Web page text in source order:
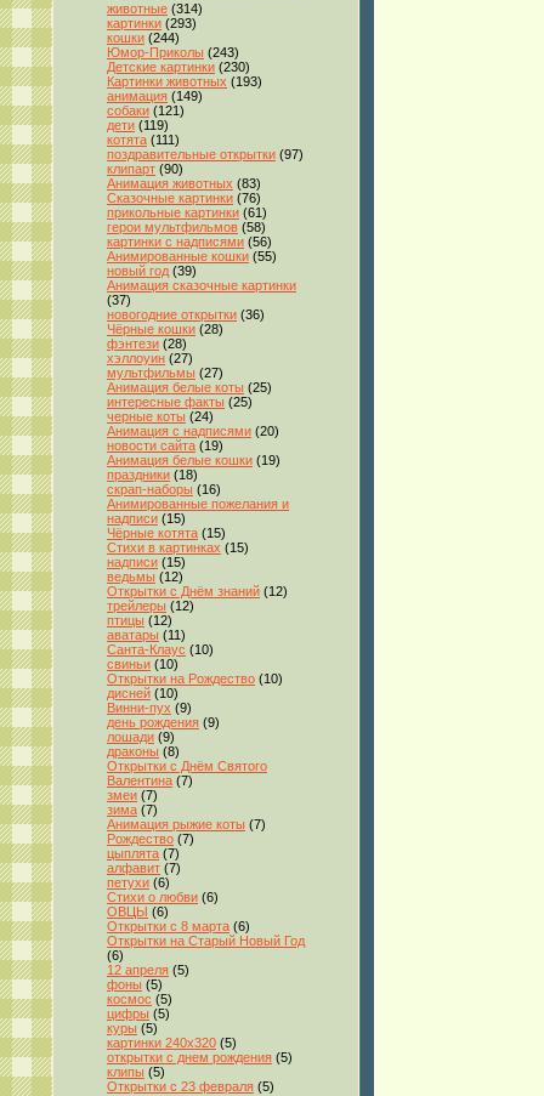
животные (314)
картинки (293)
кошки (244)
Юмор-Приколы (243)
Детские картинки (230)
Картинки животных (193)
анимация (149)
собаки (121)
дети (119)
котята (111)
поздравительные открытки (97)
клипарт (90)
Анимация животных (83)
Сказочные картинки (76)
прикольные картинки (61)
герои мультфильмов (58)
картинки с надписями (56)
Анимированные кошки (55)
новый год (39)
Анимация сказочные картинки
(37)
новогодние открытки (36)
Чёрные кошки (28)
фэнтези (28)
хэллоуин (27)
мультфильмы (27)
Анимация белые коты (25)
интересные факты (25)
черные коты (24)
Анимация с надписями (20)
новости сайта (19)
Анимация белые кошки (19)
праздники (18)
скрап-наборы (16)
Анимированные пожелания и
надписи (15)
Чёрные котята (15)
Стихи в картинках (15)
надписи (15)
ведьмы (12)
Открытки с Днём знаний (12)
трейлеры (12)
птицы (12)
аватары (11)
Санта-Клаус (10)
свиньи (10)
Открытки на Рождество (10)
дисней (10)
Винни-пух (9)
день рождения (9)
лошади (9)
драконы (8)
Открытки с Днём Святого
Валентина (7)
змеи (7)
зима (7)
Анимация рыжие коты (7)
Рождество (7)
цыплята (7)
алфавит (7)
петухи (6)
Стихи о любви (6)
ОВЦЫ (6)
Открытки с 8 марта (6)
Открытки на Старый Новый Год
(6)
12 апреля (5)
фоны (5)
космос (5)
цифры (5)
куры (5)
картинки 240x320 (5)
открытки с днем рождения (5)
клипы (5)
Открытки с 23 февраля (5)